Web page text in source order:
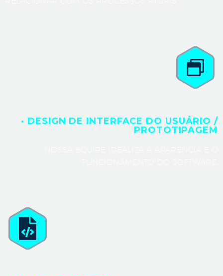
· DESIGN DE INTERFACE DO USUÁRIO /
PROTOTIPAGEM